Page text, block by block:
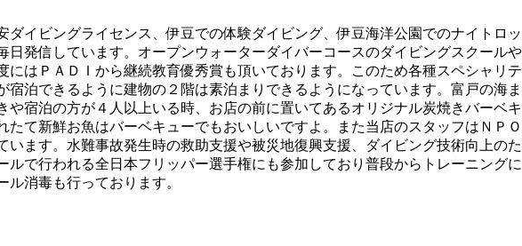
イビングライセンス、伊豆での体験ダイビング、伊豆海洋公園でのナイトロッ
発信しています。オープンウォーターダイバーコースのダイビングスクールや
はＰＡＤＩから継続教育優秀賞も頂いております。このため各種スペシャリテ
泊できるように建物の２階は素泊まりできるようになっています。富戸の海ま
宿泊の方が４人以上いる時、お店の前に置いてあるオリジナル炭焼きバーベキ
て新鮮お魚はバーベキューでもおいしいですよ。また当店のスタッフはＮＰＯ
ます。水難事故発生時の救助支援や被災地復興支援、ダイビング技術向上のた
で行われる全日本フリッパー選手権にも参加しており普段からトレーニングに
消毒も行っております。